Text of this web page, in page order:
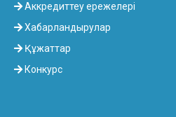
Аккредиттеу ережелері
Хабарландырулар
Құжаттар
Конкурс